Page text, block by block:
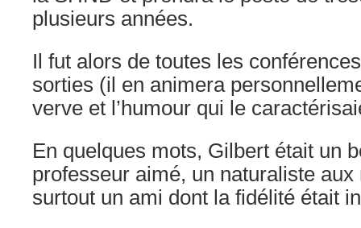
plusieurs années.
Il fut alors de toutes les
sorties (il en animera
verve et l’humour qui le
En quelques mots, Gilbert était un
professeur aimé, un naturaliste
surtout un ami dont la fidélité était